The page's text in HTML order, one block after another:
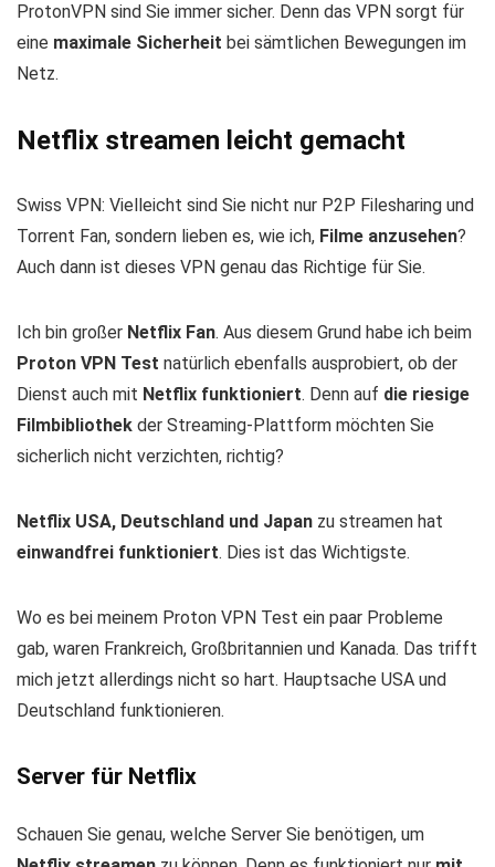
ProtonVPN sind Sie immer sicher. Denn das VPN sorgt für
eine maximale Sicherheit bei sämtlichen Bewegungen im
Netz.
Netflix streamen leicht gemacht
Swiss VPN: Vielleicht sind Sie nicht nur P2P Filesharing und
Torrent Fan, sondern lieben es, wie ich, Filme anzusehen?
Auch dann ist dieses VPN genau das Richtige für Sie.
Ich bin großer Netflix Fan. Aus diesem Grund habe ich beim
Proton VPN Test natürlich ebenfalls ausprobiert, ob der
Dienst auch mit Netflix funktioniert. Denn auf die riesige
Filmbibliothek der Streaming-Plattform möchten Sie
sicherlich nicht verzichten, richtig?
Netflix USA, Deutschland und Japan zu streamen hat
einwandfrei funktioniert. Dies ist das Wichtigste.
Wo es bei meinem Proton VPN Test ein paar Probleme
gab, waren Frankreich, Großbritannien und Kanada. Das trifft
mich jetzt allerdings nicht so hart. Hauptsache USA und
Deutschland funktionieren.
Server für Netflix
Schauen Sie genau, welche Server Sie benötigen, um